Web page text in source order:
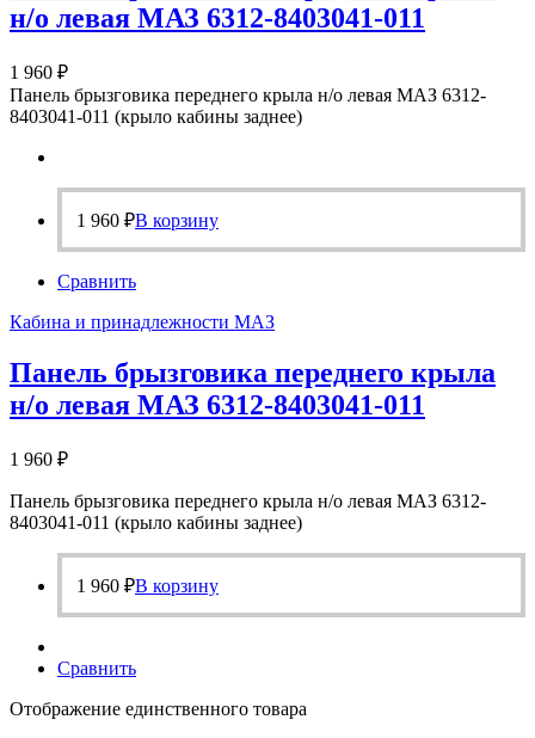
н/о левая МАЗ 6312-8403041-011
1 960 ₽
Панель брызговика переднего крыла н/о левая МАЗ 6312-
8403041-011 (крыло кабины заднее)
1 960 ₽В корзину
Сравнить
Кабина и принадлежности МАЗ
Панель брызговика переднего крыла
н/о левая МАЗ 6312-8403041-011
1 960 ₽
Панель брызговика переднего крыла н/о левая МАЗ 6312-
8403041-011 (крыло кабины заднее)
1 960 ₽В корзину
Сравнить
Отображение единственного товара